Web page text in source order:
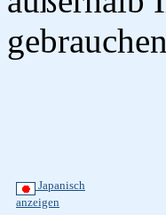
Japanisch
anzeigen